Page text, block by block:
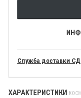
Служба доставки
ХАРАКТЕРИСТИКИ